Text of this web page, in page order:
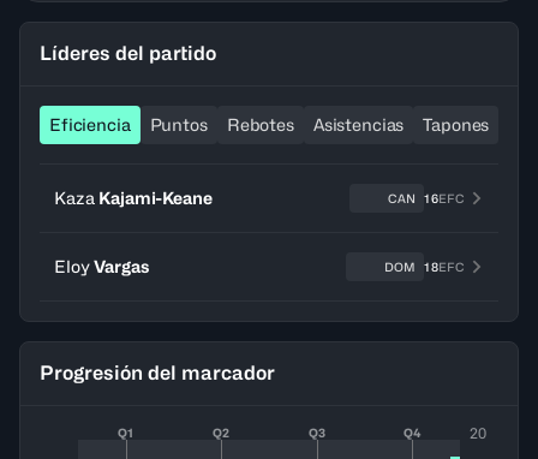
Líderes del partido
Eficiencia Puntos Rebotes Asistencias Tapones
Kaza Kajami-Keane CAN 16EFC
Eloy Vargas DOM 18EFC
Progresión del marcador
Q1 Q2 Q3 Q4 20